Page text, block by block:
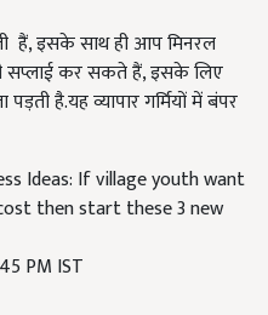
हैं, इसके साथ ही आप मिनरल
सप्लाई कर सकते हैं, इसके लिए
है.यह व्यापार गर्मियों में बंपर
Ideas: If village youth want
then start these 3 new
PM IST